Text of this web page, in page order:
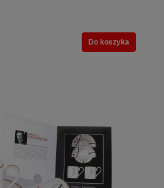
Do koszyka